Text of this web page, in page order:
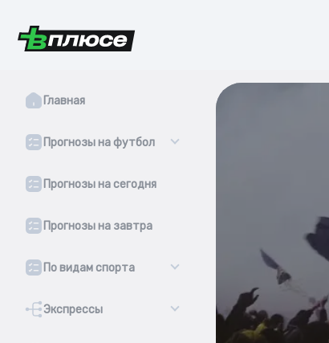
Главная
Прогнозы на футбол
Прогнозы на сегодня
Прогнозы на завтра
По видам спорта
Экспрессы